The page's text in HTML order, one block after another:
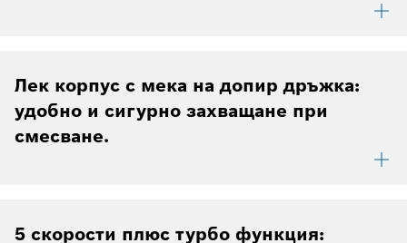
Лек корпус с мека на допир дръжка:
удобно и сигурно захващане при
смесване.
5 скорости плюс турбо функция: